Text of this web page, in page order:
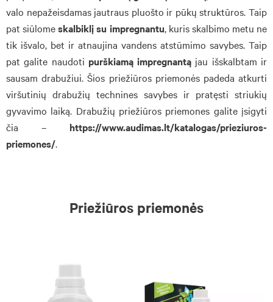
valo nepažeisdamas jautraus pluošto ir pūkų struktūros. Taip
pat siūlomeskalbiklį su impregnantu, kuris skalbimo metu ne
tik išvalo, bet ir atnaujina vandens atstūmimo savybes. Taip
pat galite naudoti purškiamą impregnantą jau išskalbtam ir
sausam drabužiui. Šios priežiūros priemonės padeda atkurti
viršutinių drabužių technines savybes ir pratęsti striukių
gyvavimo laiką. Drabužių priežiūros priemones galite įsigyti
čia – https://www.audimas.lt/katalogas/prieziuros-
priemones/.
Priežiūros priemonės